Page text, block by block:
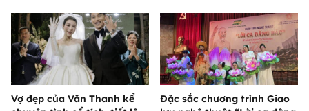
Vợ đẹp của Văn Thanh kể
Đặc sắc chương trình Giao